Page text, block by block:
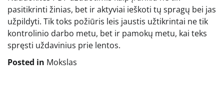
pasitikrinti žinias, bet ir aktyviai ieškoti tų spragų bei jas
užpildyti. Tik toks požiūris leis jaustis užtikrintai ne tik
kontrolinio darbo metu, bet ir pamokų metu, kai teks
spręsti uždavinius prie lentos.
Posted in Mokslas